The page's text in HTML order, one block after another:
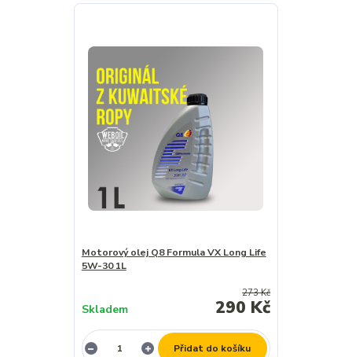
Motorový olej Q8 Formula VX Long Life
5W-30 1L
273 Kč
290 Kč
Skladem
Přidat do košíku